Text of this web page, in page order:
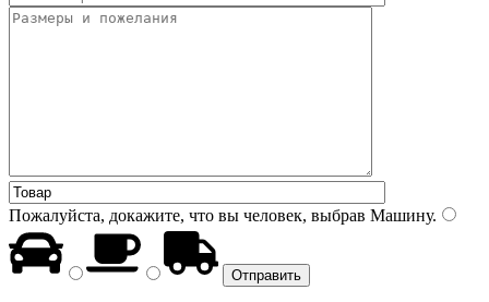
Пожалуйста, докажите, что вы человек, выбрав Машину.